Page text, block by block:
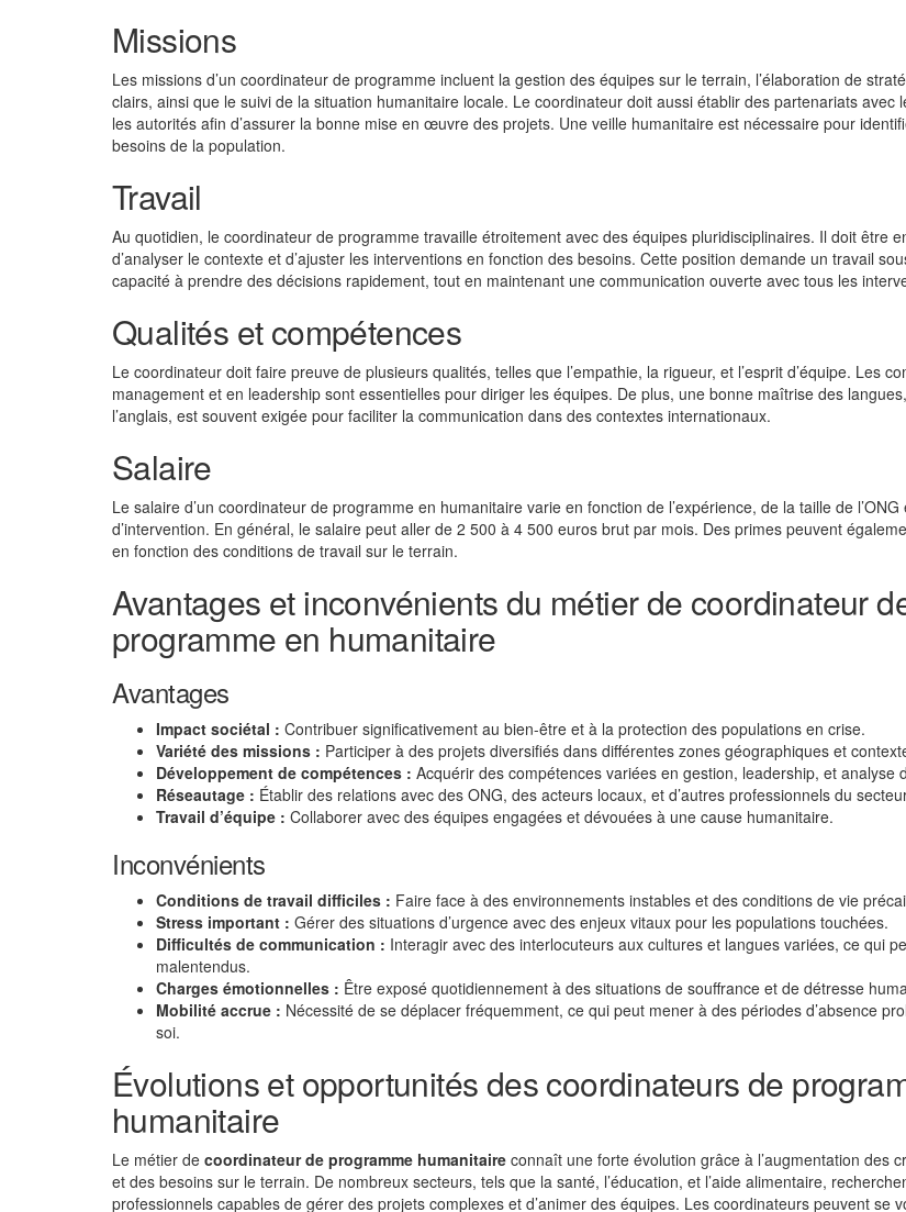
Missions
Les missions d’un coordinateur de programme incluent la gestion des équipes sur le terrain, l’élaboration de
clairs, ainsi que le suivi de la situation humanitaire locale. Le coordinateur doit aussi établir des partenariats avec
les autorités afin d’assurer la bonne mise en œuvre des projets. Une veille humanitaire est nécessaire pour
besoins de la population.
Travail
Au quotidien, le coordinateur de programme travaille étroitement avec des équipes pluridisciplinaires. Il doit être
d’analyser le contexte et d’ajuster les interventions en fonction des besoins. Cette position demande un travail
capacité à prendre des décisions rapidement, tout en maintenant une communication ouverte avec tous les
Qualités et compétences
Le coordinateur doit faire preuve de plusieurs qualités, telles que l’empathie, la rigueur, et l’esprit d’équipe. Les
management et en leadership sont essentielles pour diriger les équipes. De plus, une bonne maîtrise des
l’anglais, est souvent exigée pour faciliter la communication dans des contextes internationaux.
Salaire
Le salaire d’un coordinateur de programme en humanitaire varie en fonction de l’expérience, de la taille de
d’intervention. En général, le salaire peut aller de 2 500 à 4 500 euros brut par mois. Des primes peuvent
en fonction des conditions de travail sur le terrain.
Avantages et inconvénients du métier de coordinateur
programme en humanitaire
Avantages
Impact sociétal : Contribuer significativement au bien-être et à la protection des populations en crise.
Variété des missions : Participer à des projets diversifiés dans différentes zones géographiques et
Développement de compétences : Acquérir des compétences variées en gestion, leadership, et analyse
Réseautage : Établir des relations avec des ONG, des acteurs locaux, et d’autres professionnels du
Travail d’équipe : Collaborer avec des équipes engagées et dévouées à une cause humanitaire.
Inconvénients
Conditions de travail difficiles : Faire face à des environnements instables et des conditions de vie
Stress important : Gérer des situations d’urgence avec des enjeux vitaux pour les populations touchées.
Difficultés de communication : Interagir avec des interlocuteurs aux cultures et langues variées, ce qui
malentendus.
Charges émotionnelles : Être exposé quotidiennement à des situations de souffrance et de détresse
Mobilité accrue : Nécessité de se déplacer fréquemment, ce qui peut mener à des périodes d’absence
soi.
Évolutions et opportunités des coordinateurs de
humanitaire
Le métier de coordinateur de programme humanitaire connaît une forte évolution grâce à l’augmentation des
et des besoins sur le terrain. De nombreux secteurs, tels que la santé, l’éducation, et l’aide alimentaire,
professionnels capables de gérer des projets complexes et d’animer des équipes. Les coordinateurs peuvent se